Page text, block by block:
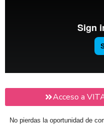
Acceso a
No pierdas la oportunidad de